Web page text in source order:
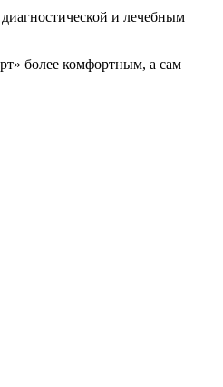
и лечебным
более комфортным, а сам